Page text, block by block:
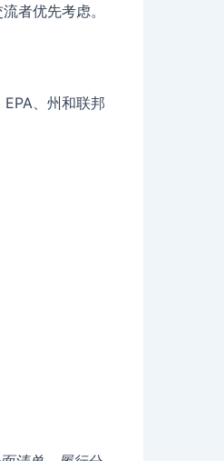
者优先考虑。
、州和联邦